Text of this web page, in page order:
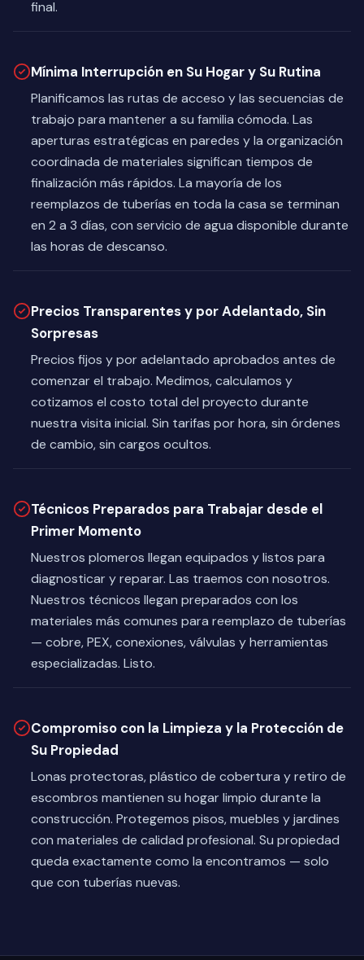
final.
Mínima Interrupción en Su Hogar y Su Rutina
Planificamos las rutas de acceso y las secuencias de
trabajo para mantener a su familia cómoda. Las
aperturas estratégicas en paredes y la organización
coordinada de materiales significan tiempos de
finalización más rápidos. La mayoría de los
reemplazos de tuberías en toda la casa se terminan
en 2 a 3 días, con servicio de agua disponible durante
las horas de descanso.
Precios Transparentes y por Adelantado, Sin
Sorpresas
Precios fijos y por adelantado aprobados antes de
comenzar el trabajo. Medimos, calculamos y
cotizamos el costo total del proyecto durante
nuestra visita inicial. Sin tarifas por hora, sin órdenes
de cambio, sin cargos ocultos.
Técnicos Preparados para Trabajar desde el
Primer Momento
Nuestros plomeros llegan equipados y listos para
diagnosticar y reparar. Las traemos con nosotros.
Nuestros técnicos llegan preparados con los
materiales más comunes para reemplazo de tuberías
— cobre, PEX, conexiones, válvulas y herramientas
especializadas. Listo.
Compromiso con la Limpieza y la Protección de
Su Propiedad
Lonas protectoras, plástico de cobertura y retiro de
escombros mantienen su hogar limpio durante la
construcción. Protegemos pisos, muebles y jardines
con materiales de calidad profesional. Su propiedad
queda exactamente como la encontramos — solo
que con tuberías nuevas.